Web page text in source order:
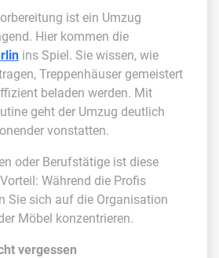
ist ein Umzug
Hier kommen die
ins Spiel. Sie wissen, wie
Treppenhäuser gemeistert
beladen werden. Mit
geht der Umzug deutlich
vonstatten.
oder Berufstätige ist diese
Während die Profis
Sie sich auf die Organisation
Möbel konzentrieren.
vergessen